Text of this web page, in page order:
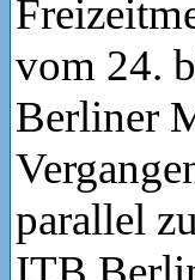
vom 24.
Berliner
parallel